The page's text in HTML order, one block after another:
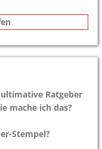
Ratgeber
mache ich das?
Stempel?